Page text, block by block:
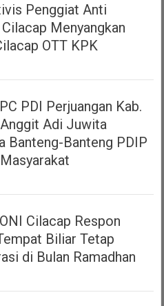
Penggiat Anti
Menyangkan
OTT KPK
PDI Perjuangan Kab.
Adi Juwita
Banteng-Banteng PDIP
Cilacap Respon
Biliar Tetap
di Bulan Ramadhan